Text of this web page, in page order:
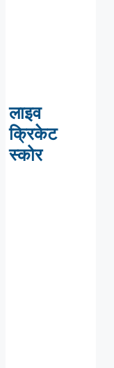
लाइव
क्रिकेट
स्कोर